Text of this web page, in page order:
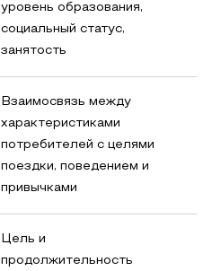
уровень образования,
социальный статус,
занятость
Взаимосвязь между
характеристиками
потребителей с целями
поездки, поведением и
привычками
Цель и
продолжительность